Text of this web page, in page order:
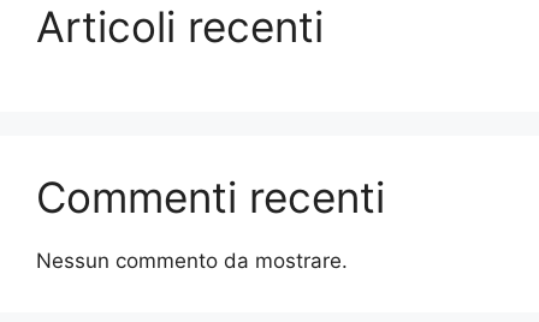
Articoli recenti
Commenti recenti
Nessun commento da mostrare.